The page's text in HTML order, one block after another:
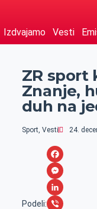
Izdvajamo Vesti
ZR sport
Znanje,
duh na
Sport, Vesti 24.
Podeli:
F
a
c
M
eL